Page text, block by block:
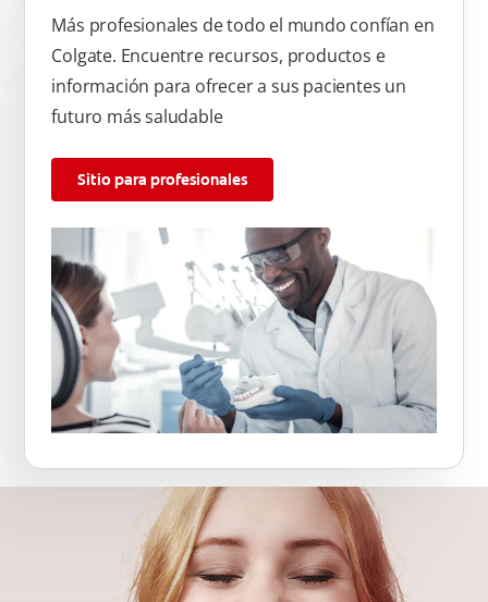
Más profesionales de todo el mundo confían en
Colgate. Encuentre recursos, productos e
información para ofrecer a sus pacientes un
futuro más saludable
Sitio para profesionales